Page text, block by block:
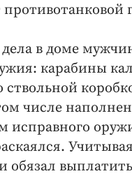
дела в доме
карабины
ствольной
числе
исправного
обязал